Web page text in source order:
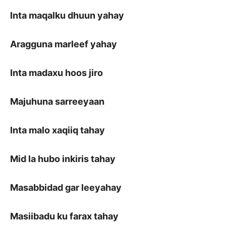
Inta maqalku dhuun yahay
Aragguna marleef yahay
Inta madaxu hoos jiro
Majuhuna sarreeyaan
Inta malo xaqiiq tahay
Mid la hubo inkiris tahay
Masabbidad gar leeyahay
Masiibadu ku farax tahay